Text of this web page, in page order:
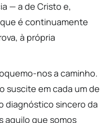
— a de Cristo e,
é continuamente
à própria
nos a caminho.
suscite em cada um de
diagnóstico sincero da
aquilo que somos